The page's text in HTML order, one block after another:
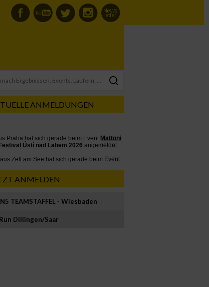
ANMELDUNGEN
ANMELDEN
TEAMSTAFFEL - Wiesbaden
Dillingen/Saar